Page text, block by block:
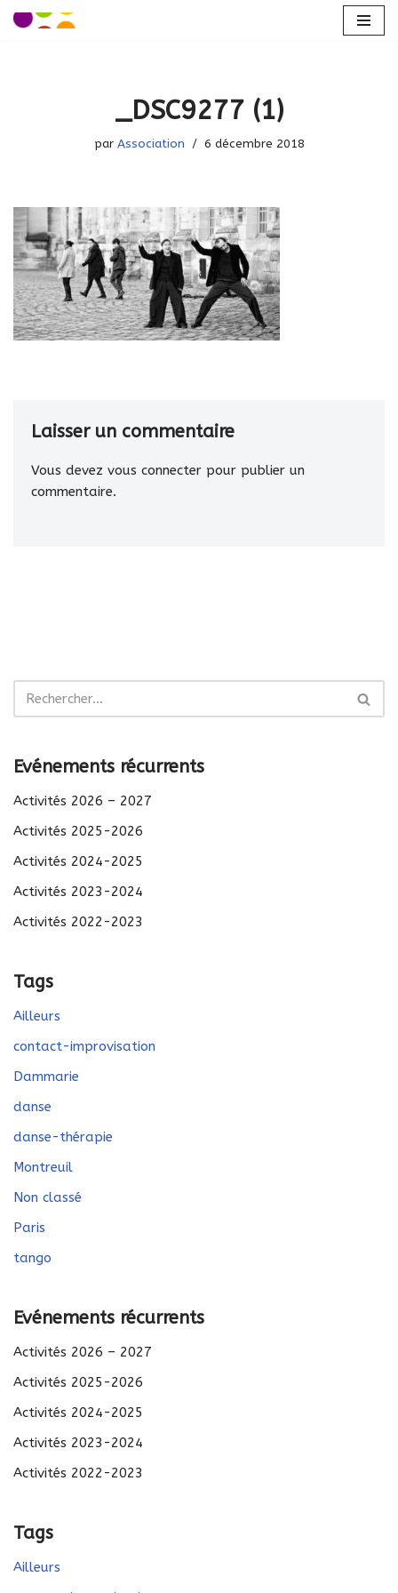
_DSC9277 (1)
par Association 6 décembre 2018
Laisser un commentaire
Vous devez vous connecter pour publier un
commentaire.
Evénements récurrents
Activités 2026 – 2027
Activités 2025-2026
Activités 2024-2025
Activités 2023-2024
Activités 2022-2023
Tags
Ailleurs
contact-improvisation
Dammarie
danse
danse-thérapie
Montreuil
Non classé
Paris
tango
Evénements récurrents
Activités 2026 – 2027
Activités 2025-2026
Activités 2024-2025
Activités 2023-2024
Activités 2022-2023
Tags
Ailleurs